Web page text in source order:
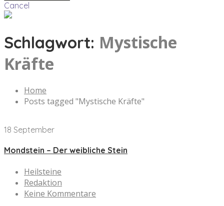
Cancel
Schlagwort: Mystische
Kräfte
Home
Posts tagged "Mystische Kräfte"
18 September
Mondstein – Der weibliche Stein
Heilsteine
Redaktion
Keine Kommentare